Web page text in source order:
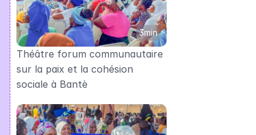
3min
Théâtre forum communautaire
sur la paix et la cohésion
sociale à Bantè